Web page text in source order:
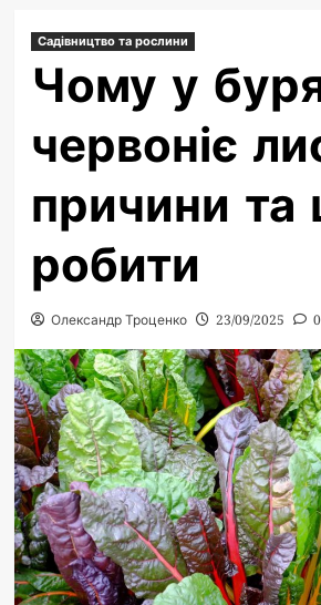
Садівництво та рослини
Чому у
червоніє
причини
робити
Олександр Троценко 23/09/2025 0